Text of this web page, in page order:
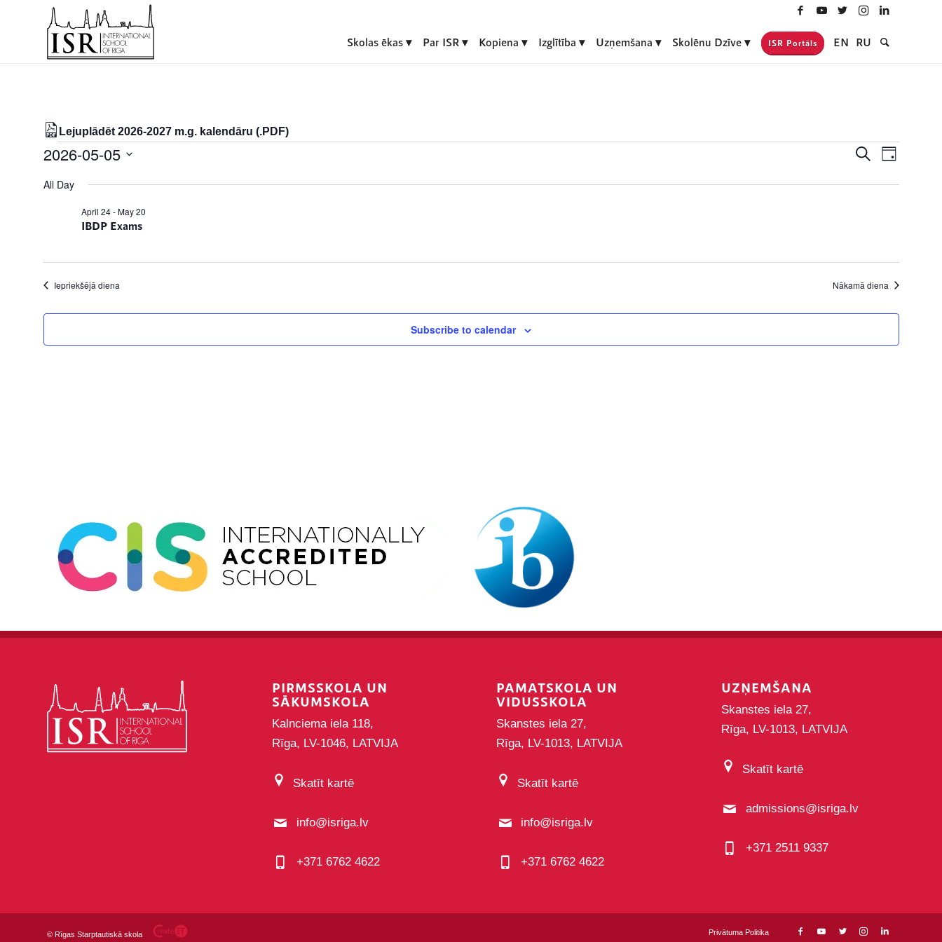
Skolas ēkas Par ISR Kopiena Izglītība Uzņemšana Skolēnu Dzīve ISR Portāls EN RU
Lejuplādēt 2026-2027 m.g. kalendāru (.PDF)
Notikumi
for
05/05/2026
Notikumi
MeklētEvent
Views
Day
2026-05-05
All Day
IBDP Exams
April 24-May 20
Iepriekšējā diena Nākamā diena
Subscribe to calendar
PIRMSSKOLA UN
SĀKUMSKOLA
Kalnciema iela 118,
Rīga, LV-1046, LATVIJA
Skatīt kartē
info@isriga.lv
+371 6762 4622
PAMATSKOLA UN
VIDUSSKOLA
Skanstes iela 27,
Rīga, LV-1013, LATVIJA
Skatīt kartē
info@isriga.lv
+371 6762 4622
UZŅEMŠANA
Skanstes iela 27,
Rīga, LV-1013, LATVIJA
Skatīt kartē
admissions@isriga.lv
+371 2511 9337
© Rīgas Starptautiskā skola Privātuma Politika